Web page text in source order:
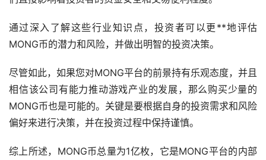
通过深入了解这些行业知识点，投资者可以更**地评估
MONG币的潜力和风险，并做出明智的投资决策。
尽管如此，如果您对MONG平台的前景持有乐观态度，并且
相信该公司有能力推动游戏产业的发展，那么购买少量的
MONG币也是可能的。关键是要根据自身的投资需求和风险
偏好来进行决策，并在投资过程中保持谨慎。
综上所述，MONG币总量为1亿枚，它是MONG平台的内部